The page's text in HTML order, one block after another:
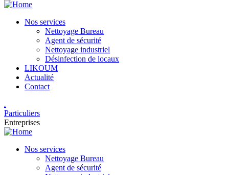
Nos services
Nettoyage Bureau​
Agent de sécurité
Nettoyage industriel
Désinfection de locaux
LIKOUM
Actualité
Contact
.
Particuliers
Entreprises
Nos services
Nettoyage Bureau​
Agent de sécurité